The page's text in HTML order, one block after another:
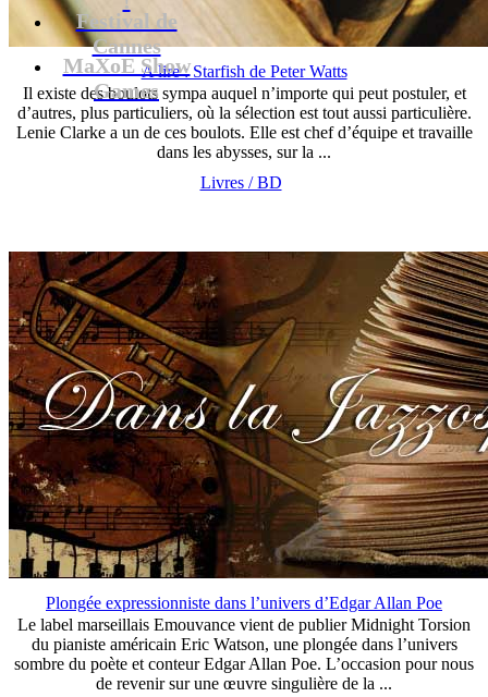
Festival de
Cannes
MaXoE Show
Games
A lire : Starfish de Peter Watts
Il existe des boulots sympa auquel n’importe qui peut postuler, et
d’autres, plus particuliers, où la sélection est tout aussi particulière.
Lenie Clarke a un de ces boulots. Elle est chef d’équipe et travaille
dans les abysses, sur la ...
Livres / BD
Plongée expressionniste dans l’univers d’Edgar Allan Poe
Le label marseillais Emouvance vient de publier Midnight Torsion
du pianiste américain Eric Watson, une plongée dans l’univers
sombre du poète et conteur Edgar Allan Poe. L’occasion pour nous
de revenir sur une œuvre singulière de la ...